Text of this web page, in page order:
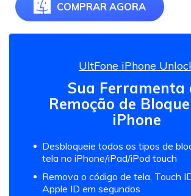
COMPRAR AGORA
UltFone iPhone
Sua Ferramenta
Remoção de
iPhone
Desbloqueie todos os tipos de
tela no iPhone/iPad/iPod touch
Remova o código de tela, Touch
Apple ID em segundos